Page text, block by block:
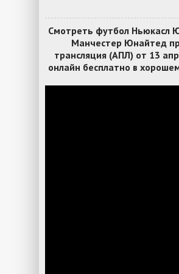
Смотреть футбол Ньюкасл
Манчестер Юнайтед
трансляция (АПЛ) от 13
онлайн бесплатно в